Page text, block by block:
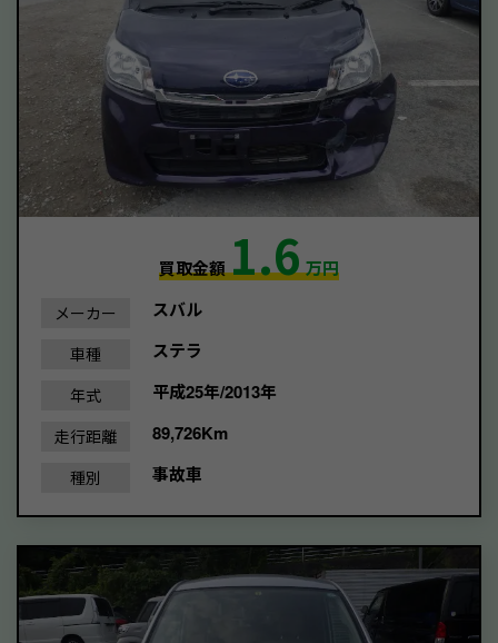
買取金額1.6万円
メーカー スバル
車種 ステラ
年式 平成25年/2013年
走行距離 89,726Km
種別 事故車